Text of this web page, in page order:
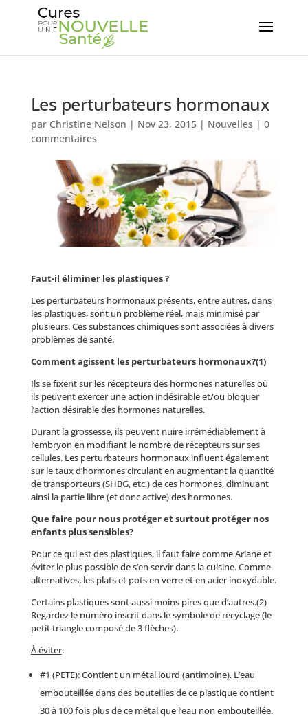
Les perturbateurs hormonaux
par Christine Nelson | Nov 23, 2015| Nouvelles | 0
commentaires
Faut-il éliminer les plastiques ?
Les perturbateurs hormonaux présents, entre autres, dans
les plastiques, sont un problème réel, mais minimisé par
plusieurs. Ces substances chimiques sont associées à divers
problèmes de santé.
Comment agissent les perturbateurs hormonaux?(1)
Ils se fixent sur les récepteurs des hormones naturelles où
ils peuvent exercer une action indésirable et/ou bloquer
l’action désirable des hormones naturelles.
Durant la grossesse, ils peuvent nuire irrémédiablement à
l’embryon en modifiant le nombre de récepteurs sur ses
cellules. Les perturbateurs hormonaux influent également
sur le taux d’hormones circulant en augmentant la quantité
de transporteurs (SHBG, etc.) de ces hormones, diminuant
ainsi la partie libre (et donc active) des hormones.
Que faire pour nous protéger et surtout protéger nos
enfants plus sensibles?
Pour ce qui est des plastiques, il faut faire comme Ariane et
éviter le plus possible de s’en servir dans la cuisine. Comme
alternatives, les plats et pots en verre et en acier inoxydable.
Certains plastiques sont aussi moins pires que d’autres.(2)
Regardez le numéro inscrit dans le symbole de recyclage (le
petit triangle composé de 3 flèches).
À éviter:
#1 (PETE): Contient un métal lourd (antimoine). L’eau
embouteillée dans des bouteilles de ce plastique contient
30 à 100 fois plus de ce métal que l’eau non embouteillée.